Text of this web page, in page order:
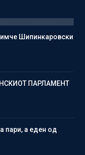
Шипинкаровски
ПАРЛАМЕНТ
пари, а еден од